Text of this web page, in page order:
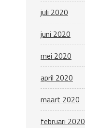
juli 2020
juni 2020
mei 2020
april 2020
maart 2020
februari 2020